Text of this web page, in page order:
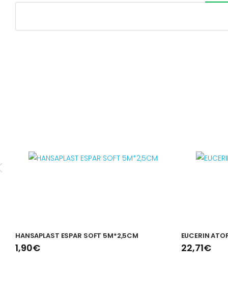
HANSAPLAST ESPAR SOFT 5M*2,5CM
1,90€
EUCERIN
22,71€